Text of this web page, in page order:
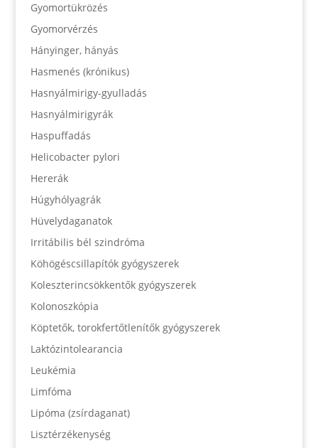
Gyomortükrözés
Gyomorvérzés
Hányinger, hányás
Hasmenés (krónikus)
Hasnyálmirigy-gyulladás
Hasnyálmirigyrák
Haspuffadás
Helicobacter pylori
Hererák
Húgyhólyagrák
Hüvelydaganatok
Irritábilis bél szindróma
Köhögéscsillapítók gyógyszerek
Koleszterincsökkentők gyógyszerek
Kolonoszkópia
Köptetők, torokfertőtlenítők gyógyszerek
Laktózintolearancia
Leukémia
Limfóma
Lipóma (zsírdaganat)
Lisztérzékenység